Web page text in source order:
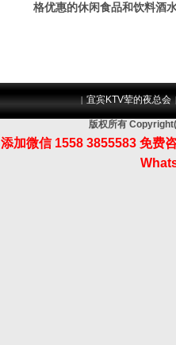
格优惠的休闲食品和饮料酒
|宜宾KTV荤的夜总会
版权所有
添加微信 1558 3855583 免费